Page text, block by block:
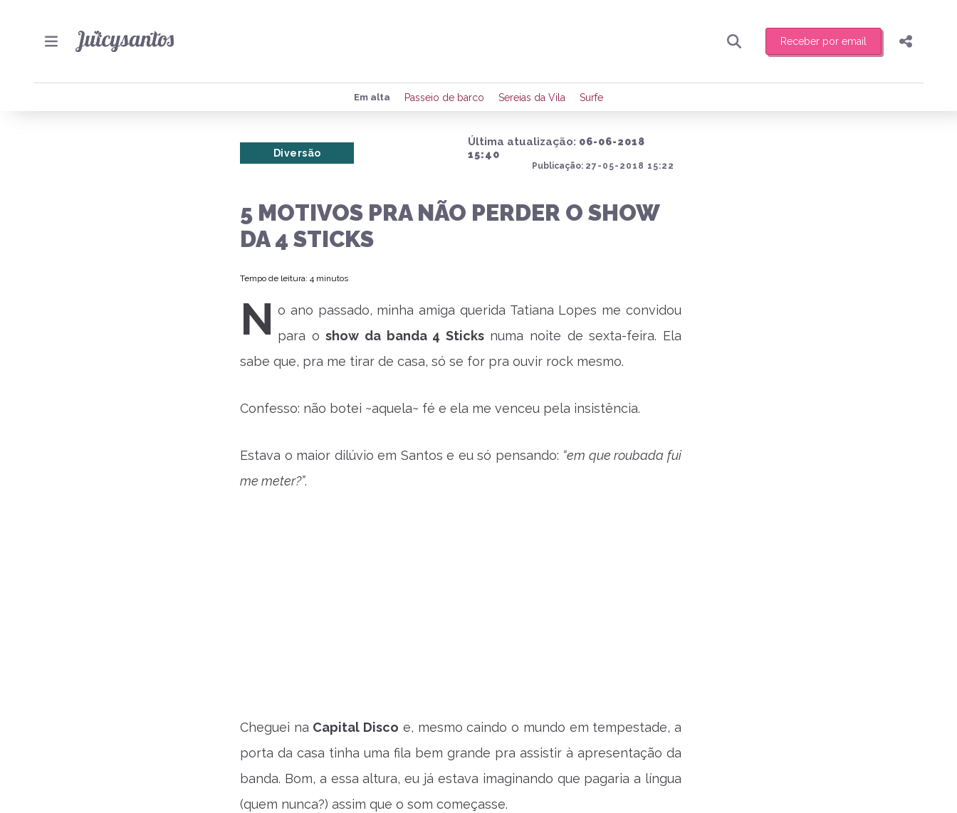
Receber por email
Preencha seus dados para receber toda sexta-feira de manhã o resumo
de eventos e notícias da região.
Compartilhar
Em alta Passeio de barco Sereias da Vila Surfe
Última atualização: 06-06-2018
15:40
Publicação: 27-05-2018 15:22
Diversão
5 MOTIVOS PRA NÃO PERDER O SHOW
DA 4 STICKS
Tempo de leitura: 4 minutos
N o ano passado, minha amiga querida Tatiana Lopes me convidou
para oshow da banda 4 Sticksnuma noite de sexta-feira. Ela
sabe que, pra me tirar de casa, só se for pra ouvir rock mesmo.
Confesso: não botei ~aquela~ fé e ela me venceu pela insistência.
Estava o maior dilúvio em Santos e eu só pensando: “em que roubada fui
me meter?”.
Cheguei na Capital Disco e, mesmo caindo o mundo em tempestade, a
porta da casa tinha uma fila bem grande pra assistir à apresentação da
banda. Bom, a essa altura, eu já estava imaginando que pagaria a língua
(quem nunca?) assim que o som começasse.